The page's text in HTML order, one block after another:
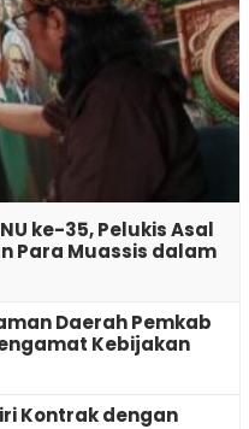
ke-35, Pelukis Asal
Para Muassis dalam
Daerah Pemkab
Kebijakan
Kontrak dengan